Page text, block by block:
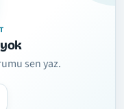
sen yaz.